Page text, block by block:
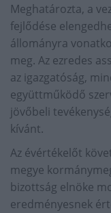
Meghatározta, a
fejlődése
állományra
meg. Az ezredes
az igazgatóság,
együttműködő
jövőbeli
kívánt.
Az évértékelőt
megye
bizottság elnöke
eredményesnek